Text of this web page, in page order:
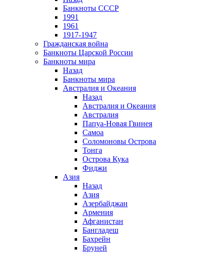
Банкноты СССР
1991
1961
1917-1947
Гражданская война
Банкноты Царской России
Банкноты мира
Назад
Банкноты мира
Австралия и Океания
Назад
Австралия и Океания
Австралия
Папуа-Новая Гвинея
Самоа
Соломоновы Острова
Тонга
Острова Кука
Фиджи
Азия
Назад
Азия
Азербайджан
Армения
Афганистан
Бангладеш
Бахрейн
Бруней